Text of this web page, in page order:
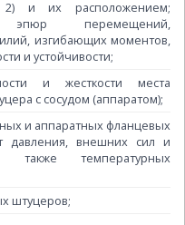
и их расположением;
эпюр перемещений,
изгибающих моментов,
и устойчивости;
и жесткости места
с сосудом (аппаратом);
и аппаратных фланцевых
давления, внешних сил и
также температурных
штуцеров;